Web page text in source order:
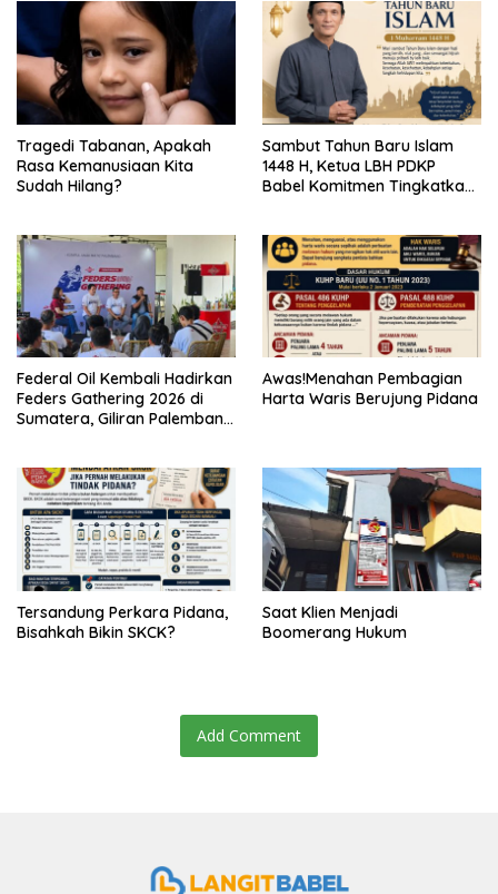
Tragedi Tabanan, Apakah
Rasa Kemanusiaan Kita
Sudah Hilang?
Sambut Tahun Baru Islam
1448 H, Ketua LBH PDKP
Babel Komitmen Tingkatkan
Federal Oil Kembali Hadirkan
Feders Gathering 2026 di
Sumatera, Giliran Palembang
Awas!Menahan Pembagian
Harta Waris Berujung Pidana
Tersandung Perkara Pidana,
Bisahkah Bikin SKCK?
Saat Klien Menjadi
Boomerang Hukum
Add Comment